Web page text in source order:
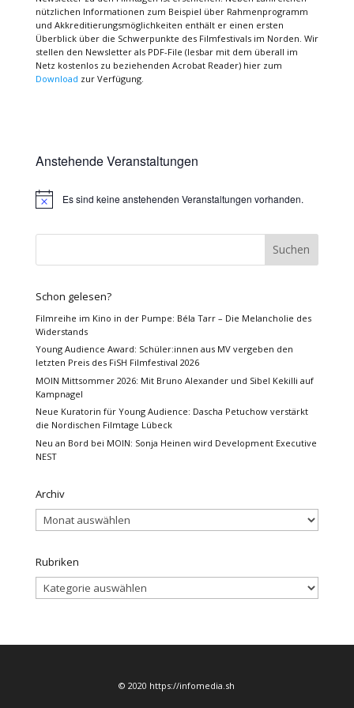
nützlichen Informationen zum Beispiel über Rahmenprogramm
und Akkreditierungsmöglichkeiten enthält er einen ersten
Überblick über die Schwerpunkte des Filmfestivals im Norden. Wir
stellen den Newsletter als PDF-File (lesbar mit dem überall im
Netz kostenlos zu beziehenden Acrobat Reader) hier zum
Download zur Verfügung.
Anstehende Veranstaltungen
HinweisEs sind keine anstehenden Veranstaltungen vorhanden.
Schon gelesen?
Filmreihe im Kino in der Pumpe: Béla Tarr – Die Melancholie des
Widerstands
Young Audience Award: Schüler:innen aus MV vergeben den
letzten Preis des FiSH Filmfestival 2026
MOIN Mittsommer 2026: Mit Bruno Alexander und Sibel Kekilli auf
Kampnagel
Neue Kuratorin für Young Audience: Dascha Petuchow verstärkt
die Nordischen Filmtage Lübeck
Neu an Bord bei MOIN: Sonja Heinen wird Development Executive
NEST
Archiv
Archiv
Rubriken
Rubriken
© 2020 https://infomedia.sh